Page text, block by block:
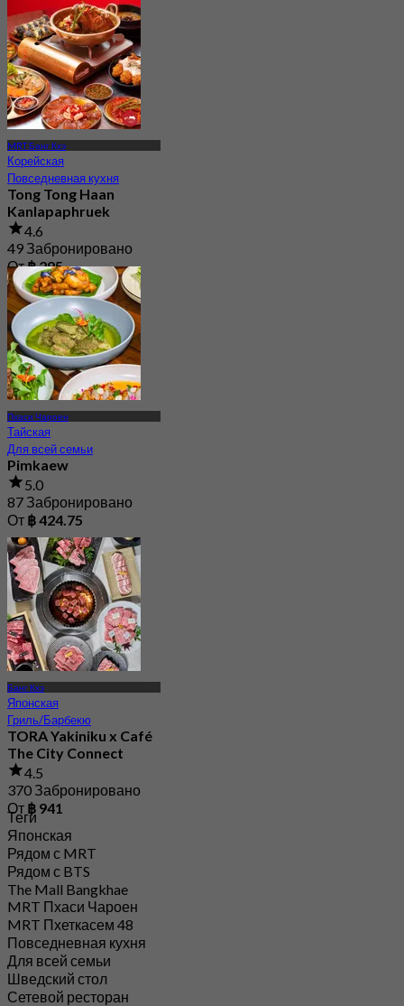
MRT Банг Кхэ
Корейская
Повседневная кухня
Tong Tong Haan
Kanlapaphruek
4.6
49 Забронировано
От฿ 295
Пхаси Чароен
Тайская
Для всей семьи
Pimkaew
5.0
87 Забронировано
От ฿ 424.75
Банг Кхэ
Японская
Гриль/Барбекю
TORA Yakiniku x Café
The City Connect
4.5
370 Забронировано
От ฿ 941
Теги
Японская
Рядом с MRT
Рядом с BTS
The Mall Bangkhae
MRT Пхаси Чароен
MRT Пхеткасем 48
Повседневная кухня
Для всей семьи
Шведский стол
Сетевой ресторан